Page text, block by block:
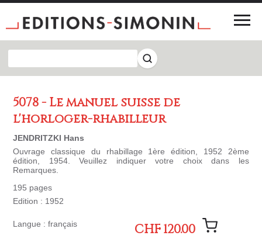
5078 - Le manuel suisse de
l'horloger-rhabilleur
JENDRITZKI Hans
Ouvrage classique du rhabillage 1ère édition, 1952 2ème
édition, 1954. Veuillez indiquer votre choix dans les
Remarques.
195 pages
Edition : 1952
Langue : français CHF 120.00